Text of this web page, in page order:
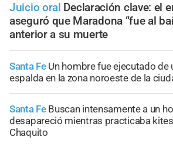
Juicio oral Declaración clave: el
aseguró que Maradona “fue al
anterior a su muerte
Santa Fe Un hombre fue ejecutado de
espalda en la zona noroeste de la
Santa Fe Buscan intensamente a un
desapareció mientras practicaba
Chaquito